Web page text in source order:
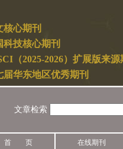
核心期刊
科技核心期刊
（2025-2026）扩展版来源
届华东地区优秀期刊
文章检索
首 页 在线期刊